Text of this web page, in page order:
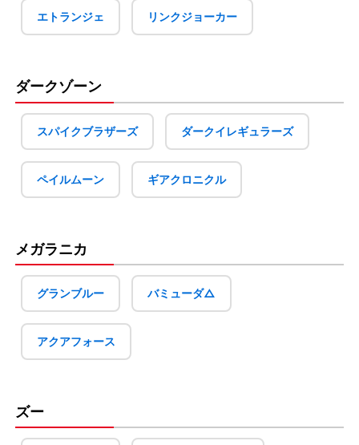
エトランジェ リンクジョーカー
ダークゾーン
スパイクブラザーズ ダークイレギュラーズ
ペイルムーン ギアクロニクル
メガラニカ
グランブルー バミューダ△
アクアフォース
ズー